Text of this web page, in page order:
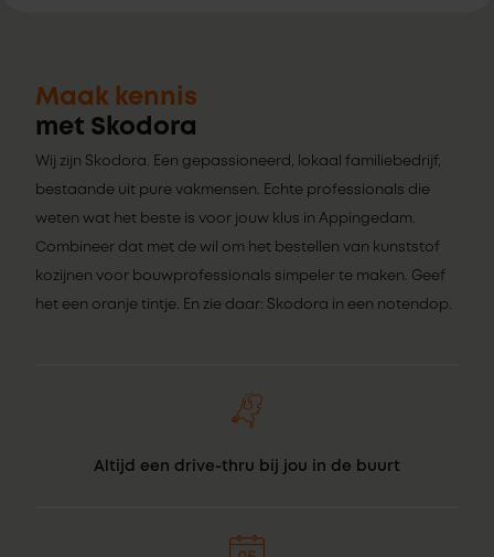
Maak kennis
met Skodora
Wij zijn Skodora. Een gepassioneerd, lokaal familiebedrijf,
bestaande uit pure vakmensen. Echte professionals die
weten wat het beste is voor jouw klus in Appingedam.
Combineer dat met de wil om het bestellen van kunststof
kozijnen voor bouwprofessionals simpeler te maken. Geef
het een oranje tintje. En zie daar: Skodora in een notendop.
Altijd een drive-thru bij jou in de buurt